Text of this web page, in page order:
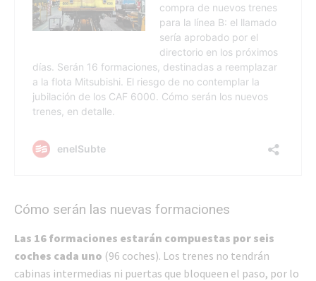
Cómo serán las nuevas formaciones
Las 16 formaciones estarán compuestas por seis
coches cada uno (96 coches). Los trenes no tendrán
cabinas intermedias ni puertas que bloqueen el paso, por lo